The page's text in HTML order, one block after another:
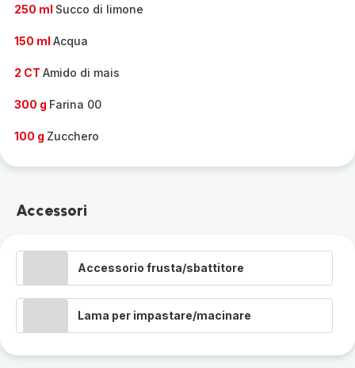
250 ml Succo di limone
150 ml Acqua
2 CT Amido di mais
300 g Farina 00
100 g Zucchero
Accessori
Accessorio frusta/sbattitore
Lama per impastare/macinare